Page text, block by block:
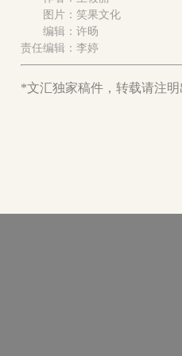
图片：笑果文化
编辑：许旸
责任编辑：李婷
*文汇独家稿件，转载请注明